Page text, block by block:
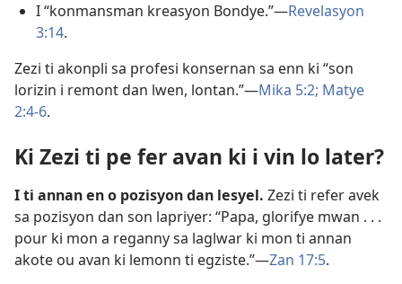
I “konmansman kreasyon Bondye.”​—Revelasyon
3:14.
Zezi ti akonpli sa profesi konsernan sa enn ki “son
lorizin i remont dan lwen, lontan.”​—Mika 5:2; Matye
2:4-6.
Ki Zezi ti pe fer avan ki i vin lo later?
I ti annan en o pozisyon dan lesyel. Zezi ti refer avek
sa pozisyon dan son lapriyer: “Papa, glorifye mwan . . .
pour ki mon a reganny sa laglwar ki mon ti annan
akote ou avan ki lemonn ti egziste.”​—Zan 17:5.